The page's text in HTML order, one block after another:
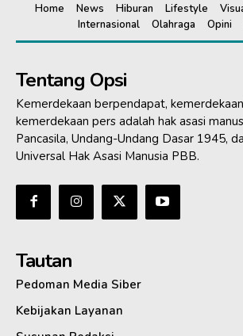
Home News Hiburan Lifestyle
Internasional
Olahraga Opini
Tentang Opsi
Kemerdekaan berpendapat,
kemerdekaan pers adalah hak asasi
Pancasila, Undang-Undang Dasar 1945,
Universal Hak Asasi Manusia PBB.
Tautan
Pedoman Media Siber
Kebijakan Layanan